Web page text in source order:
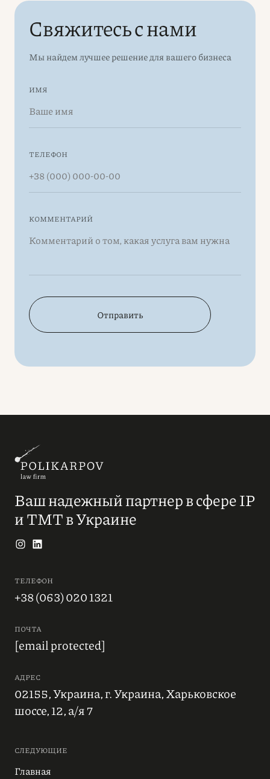
Свяжитесь с нами
Мы найдем лучшее решение для вашего бизнеса
ИМЯ
ТЕЛЕФОН
КОММЕНТАРИЙ
Отправить
Ваш надежный партнер в сфере IP
и ТМТ в Украине
ТЕЛЕФОН
+38 (063) 020 1321
ПОЧТА
[email protected]
АДРЕС
02155, Украина, г. Украина, Харьковское
шоссе, 12, а/я 7
СЛЕДУЮЩИЕ
Главная